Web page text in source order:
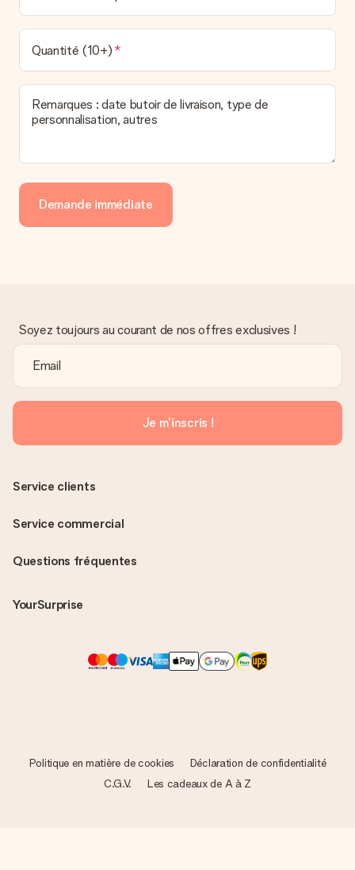
Quantité (10+)
Remarques : date butoir de livraison, type de
personnalisation, autres
Demande immédiate
Soyez toujours au courant de nos offres exclusives !
Je m'inscris !
Questions fréquentes
YourSurprise
Service clients
Service commercial
Politique en matière de cookies
Déclaration de confidentialité
C.G.V.
Les cadeaux de A à Z